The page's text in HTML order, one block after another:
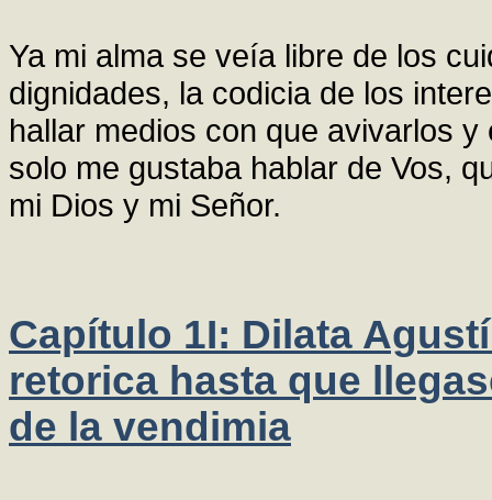
Ya mi alma se veía libre de los
dignidades, la codicia de los
hallar medios con que avivarlos
solo me gustaba hablar de Vos,
mi Dios y mi Señor.
Capítulo 1I: Dilata
retorica hasta que
de la vendimia